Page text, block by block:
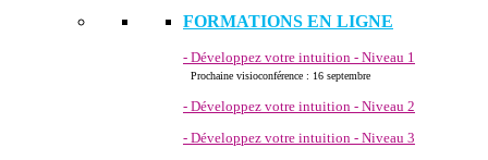
FORMATIONS EN LIGNE
- Développez votre intuition - Niveau 1
Prochaine visioconférence : 16 septembre
- Développez votre intuition - Niveau 2
- Développez votre intuition - Niveau 3